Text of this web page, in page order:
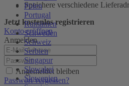
Polen
Portugal
Rumänien
Schweden
Schweiz
Serbien
Singapur
Slowakei
Slowenien
Speichere verschiedene
Jetzt kostenlos registrieren
Konto eröffnen
Anmelden
Angemeldet bleiben
Passwort vergessen?